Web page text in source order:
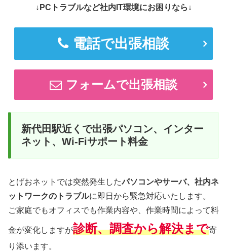
↓PCトラブルなど社内IT環境にお困りなら↓
電話で出張相談
フォームで出張相談
新代田駅近くで出張パソコン、インター
ネット、Wi-Fiサポート料金
とげおネットでは突然発生したパソコンやサーバ、社内ネ
ットワークのトラブルに即日から緊急対応いたします。
ご家庭でもオフィスでも作業内容や、作業時間によって料
金が変化しますが診断、調査から解決まで寄
り添います。